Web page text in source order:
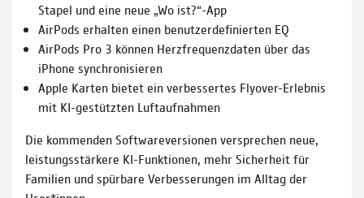
Stapel und eine neue „Wo ist?“-App
AirPods erhalten einen benutzerdefinierten EQ
AirPods Pro 3 können Herzfrequenzdaten über das
iPhone synchronisieren
Apple Karten bietet ein verbessertes Flyover-Erlebnis
mit KI-gestützten Luftaufnahmen
Die kommenden Softwareversionen versprechen neue,
leistungsstärkere KI-Funktionen, mehr Sicherheit für
Familien und spürbare Verbesserungen im Alltag der